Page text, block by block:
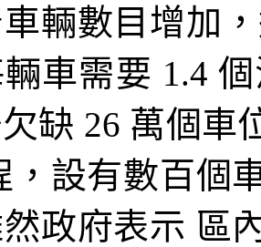
輛數目增加
車需要 1.4
缺 26 萬個車
，設有數百個
政府表示 區